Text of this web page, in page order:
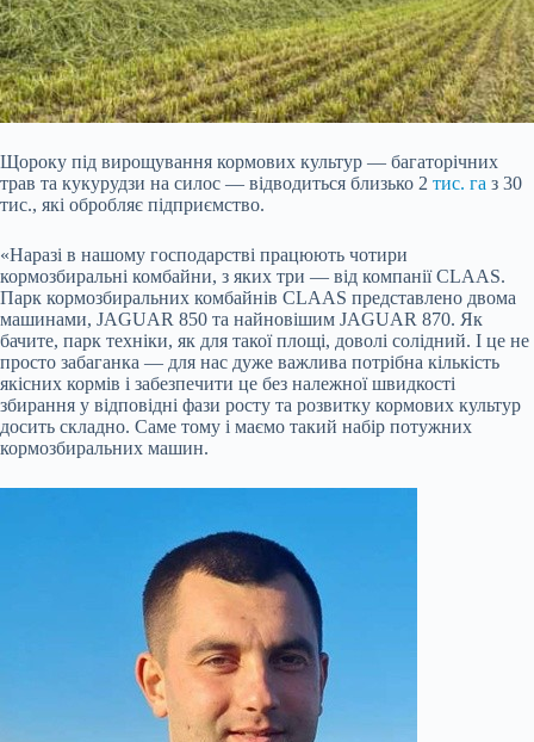
Щороку під вирощування кормових культур — багаторічних
трав та кукурудзи на силос — відводиться близько 2 тис. га з 30
тис., які обробляє підприємство.
«Наразі в нашому господарстві працюють чотири
кормозбиральні комбайни, з яких три — від компанії CLAAS.
Парк кормозбиральних комбайнів CLAAS представлено двома
машинами, JAGUAR 850 та найновішим JAGUAR 870. Як
бачите, парк техніки, як для такої площі, доволі солідний. І це не
просто забаганка — для нас дуже важлива потрібна кількість
якісних кормів і забезпечити це без належної швидкості
збирання у відповідні фази росту та розвитку кормових культур
досить складно. Саме тому і маємо такий набір потужних
кормозбиральних машин.